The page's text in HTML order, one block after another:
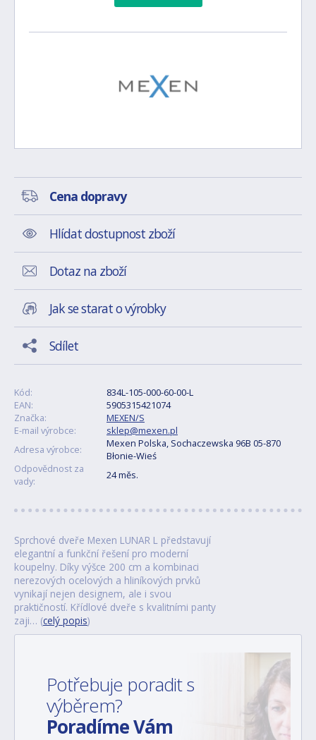
Cena dopravy
Hlídat dostupnost zboží
Dotaz na zboží
Jak se starat o výrobky
Sdílet
Kód:
834L-105-000-60-00-L
EAN:
5905315421074
Značka:
MEXEN/S
E-mail výrobce:
sklep@mexen.pl
Adresa výrobce:
Mexen Polska, Sochaczewska 96B 05-870
Błonie-Wieś
Odpovědnost za
vady:
24 měs.
Sprchové dveře Mexen LUNAR L představují
elegantní a funkční řešení pro moderní
koupelny. Díky výšce 200 cm a kombinaci
nerezových ocelových a hliníkových prvků
vynikají nejen designem, ale i svou
praktičností. Křídlové dveře s kvalitními panty
zaji… (celý popis)
Potřebuje poradit s
výběrem?
Poradíme Vám